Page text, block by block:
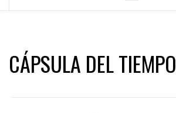
CÁPSULA DEL TIEMPO